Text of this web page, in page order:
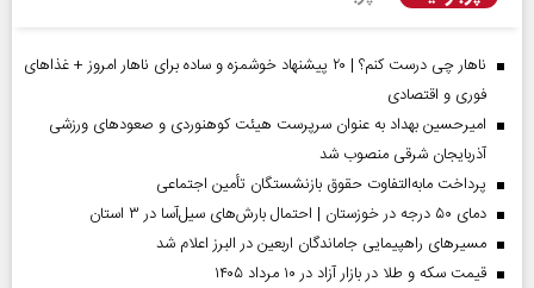
ناهار چی درست کنم؟ | ۲۰ پیشنهاد خوشمزه و ساده برای ناهار امروز + غذاهای
فوری و اقتصادی
امیرحسین بهداد به عنوان سرپرست هیئت کوهنوردی و صعودهای ورزشی
آذربایجان شرقی منصوب شد
پرداخت مابه‌التفاوت حقوق بازنشستگان تأمین اجتماعی
دمای ۵۰ درجه در خوزستان | احتمال بارش‌های سیل‌آسا در ۳ استان
مسیر‌های راهپیمایی جاماندگان اربعین در البرز اعلام شد
قیمت سکه و طلا در بازار آزاد در ۱۰ مرداد ۱۴۰۵